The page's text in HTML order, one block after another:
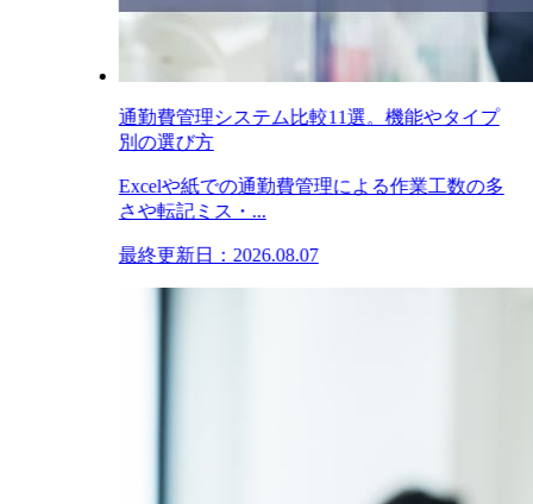
通勤費管理システム比較11選。機能やタイプ
別の選び方
Excelや紙での通勤費管理による作業工数の多
さや転記ミス・...
最終更新日：2026.08.07